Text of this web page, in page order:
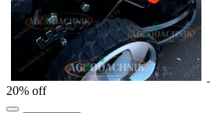
20% off